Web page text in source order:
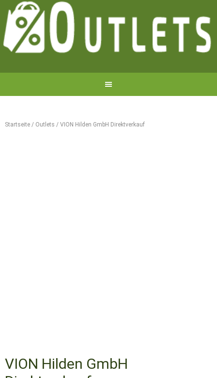
Startseite / Outlets / VION Hilden GmbH Direktverkauf
VION Hilden GmbH